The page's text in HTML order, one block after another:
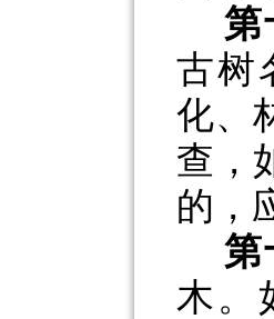
第
古树
化、
查，
的，
第
木。